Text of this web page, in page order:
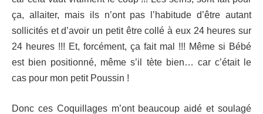
ça, allaiter, mais ils n’ont pas l’habitude d’être autant
sollicités et d’avoir un petit être collé à eux 24 heures sur
24 heures !!! Et, forcément, ça fait mal !!! Même si Bébé
est bien positionné, même s’il tète bien… car c’était le
cas pour mon petit Poussin !
Donc ces Coquillages m’ont beaucoup aidé et soulagé